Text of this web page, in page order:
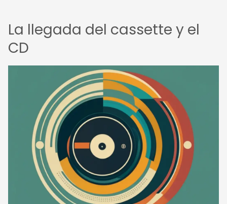
La llegada del cassette y el
CD